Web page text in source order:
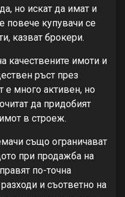
но искат да имат и
повече купувачи се
казват брокери.
качествените имоти и
ръст през
е много активен, но
да придобият
в строеж.
също ограничават
при продажба на
по-точна
и съответно на